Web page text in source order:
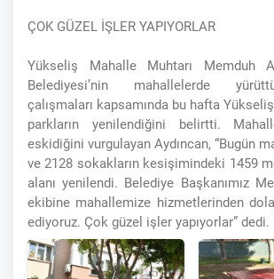
ÇOK GÜZEL İŞLER YAPIYORLAR
Yükseliş Mahalle Muhtarı Memduh
Belediyesi’nin mahallelerde
çalışmaları kapsamında bu hafta
parkların yenilendiğini belirtti.
eskidiğini vurgulayan Aydıncan, “Bugün
ve 2128 sokakların kesişimindeki 1459
alanı yenilendi. Belediye Başkanımız
ekibine mahallemize hizmetlerinden
ediyoruz. Çok güzel işler yapıyorlar” dedi.